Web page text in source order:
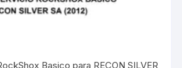
Basico para RECON SILVER